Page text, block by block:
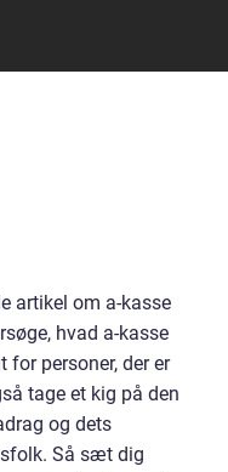
artikel om a-kasse
hvad a-kasse
for personer, der er
tage et kig på den
og dets
Så sæt dig